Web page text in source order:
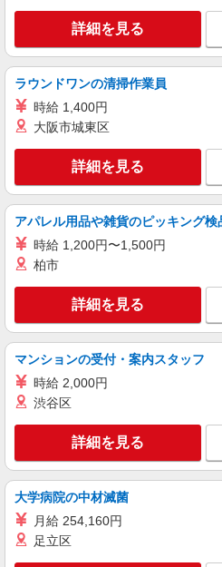
残業代支給 ★交通
+゜・。○。・゜+
万円支給(規定有) お友達を紹介頂くと, インセンテ
ィブ支給(規定有) ★月2回払い・週払い可能（規程
有）★ ゜・。○。
岐阜県本巣市
キープ
派遣社員
株式会社シエロ
【ソフトバンク
月給207900円
る） 資格手当（1
月・実績最高5.4
年収400万円以上
★交通費別途支給（規定あり
+゜・。○。・゜+
有) ゜・。○。・
岐阜県本巣市
株式会社シエロ
【softbank】人
売
月給207900
る） 資格手当（1
月・実績最高5.4
年収400万円以上
★交通費別途支給（規定あり
+゜・。○。・゜+
有) お友達を紹介頂くと, インセンティブ支給(規定
有) ゜・。○。・
岐阜県本巣市
紹介予定派遣
株式会社シエロ
詳細を見る
ラウンドワンの清掃作業員
時給 1,400円
大阪市城東区
詳細を見る
アパレル用品や雑貨のピッキング検
時給 1,200円〜1,500円
柏市
詳細を見る
マンションの受付・案内スタッフ
時給 2,000円
渋谷区
詳細を見る
大学病院の中材滅菌
月給 254,160円
足立区